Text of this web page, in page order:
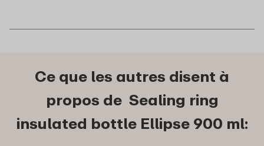
Ce que les autres disent à
propos de Sealing ring
insulated bottle Ellipse 900 ml: